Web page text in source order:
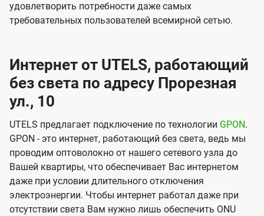
удовлетворить потребности даже самых
требовательных пользователей всемирной сетью.
Интернет от UTELS, работающий
без света по адресу Прорезная
ул., 10
UTELS предлагает подключение по технологии GPON.
GPON - это интернет, работающий без света, ведь мы
проводим оптоволокно от нашего сетевого узла до
Вашей квартиры, что обеспечивает Вас интернетом
даже при условии длительного отключения
электроэнергии. Чтобы интернет работал даже при
отсутствии света Вам нужно лишь обеспечить ONU